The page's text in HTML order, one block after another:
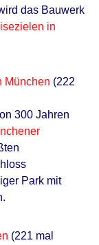
das Bauwerk
in
München (222
300 Jahren
Park mit
(221 mal